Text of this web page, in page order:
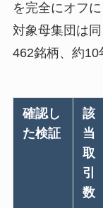
を完全にオフ
対象母集団は
462銘柄、約10
確認し
た検証
該
当
取
引
数